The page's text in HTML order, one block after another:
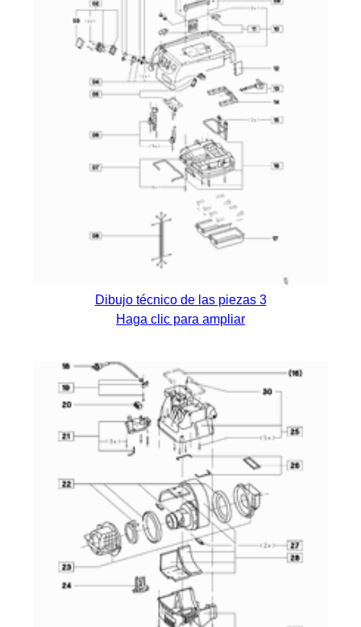
Dibujo técnico de las piezas 3
Haga clic para ampliar